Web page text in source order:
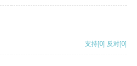
支持[0] 反对[0]